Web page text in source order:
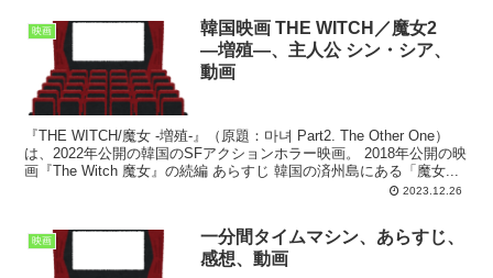
映画
韓国映画 THE WITCH／魔女2
―増殖―、主人公 シン・シア、
動画
『THE WITCH/魔女 -増殖-』（原題：마녀 Part2. The Other One）
は、2022年公開の韓国のSFアクションホラー映画。 2018年公開の映
画『The Witch 魔女』の続編 あらすじ 韓国の済州島にある「魔女...
2023.12.26
映画
一分間タイムマシン、あらすじ、
感想、動画